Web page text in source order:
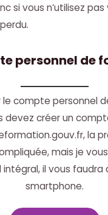
si vous n’utilisez
personnel de
le compte personnel
devez créer un
la
mais je
il vous faudra
smartphone.